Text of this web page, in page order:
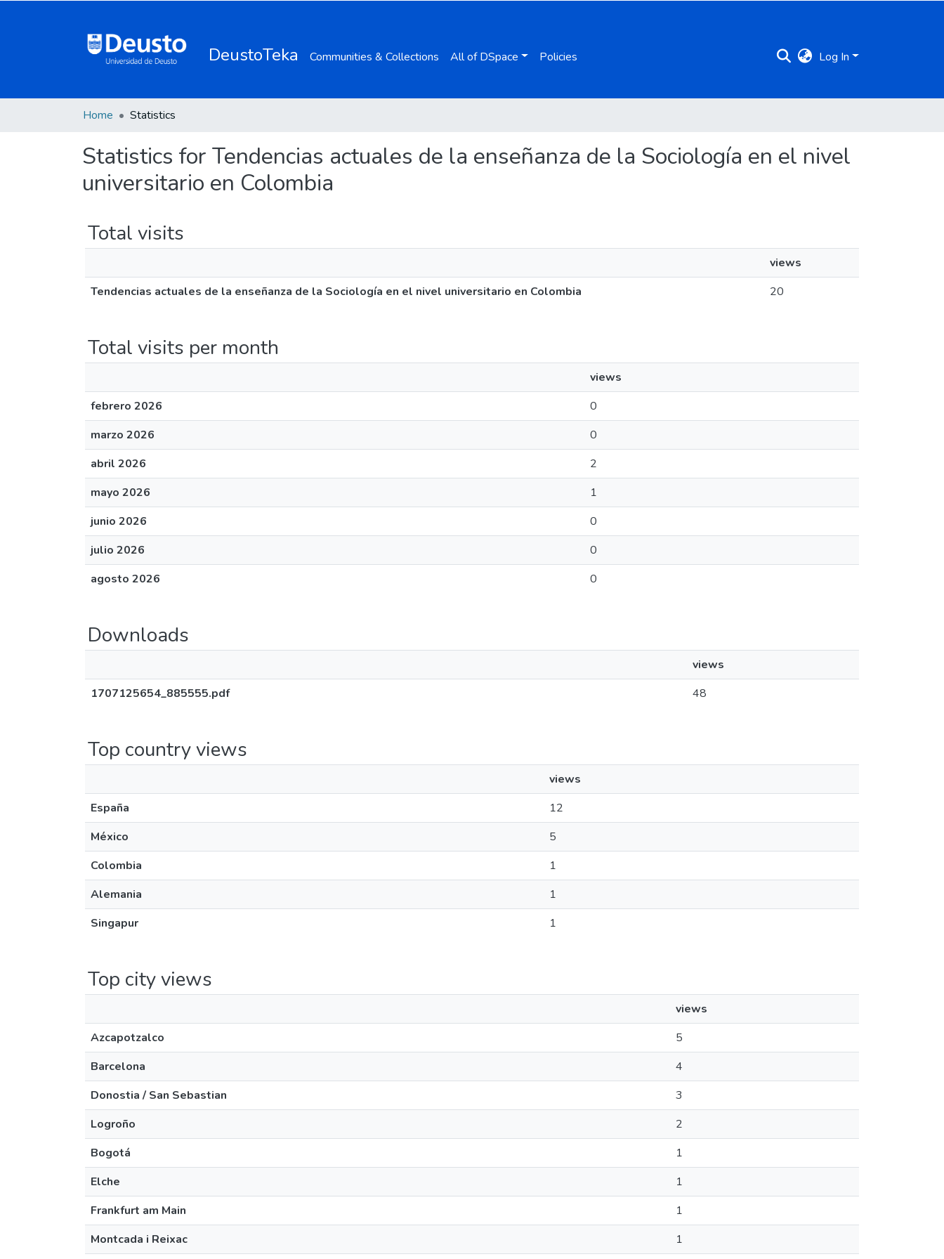
DeustoTeka Communities & Collections All of DSpace Policies Log In
Home Statistics
Statistics for Tendencias actuales de la enseñanza de la Sociología en el nivel
universitario en Colombia
Total visits
views
Tendencias actuales de la enseñanza de la Sociología en el nivel universitario en Colombia
20
Total visits per month
views
febrero 2026
0
marzo 2026
0
abril 2026
2
mayo 2026
1
junio 2026
0
julio 2026
0
agosto 2026
0
Downloads
views
1707125654_885555.pdf
48
Top country views
views
España
12
México
5
Colombia
1
Alemania
1
Singapur
1
Top city views
views
Azcapotzalco
5
Barcelona
4
Donostia / San Sebastian
3
Logroño
2
Bogotá
1
Elche
1
Frankfurt am Main
1
Montcada i Reixac
1